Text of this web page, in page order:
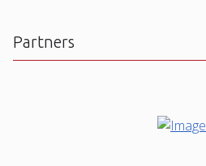
Partners